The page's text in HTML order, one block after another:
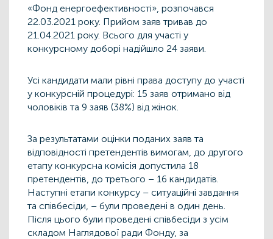
«Фонд енергоефективності», розпочався
22.03.2021 року. Прийом заяв тривав до
21.04.2021 року. Всього для участі у
конкурсному доборі надійшло 24 заяви.
Усі кандидати мали рівні права доступу до участі
у конкурсній процедурі: 15 заяв отримано від
чоловіків та 9 заяв (38%) від жінок.
За результатами оцінки поданих заяв та
відповідності претендентів вимогам, до другого
етапу конкурсна комісія допустила 18
претендентів, до третього – 16 кандидатів.
Наступні етапи конкурсу – ситуаційні завдання
та співбесіди, – були проведені в один день.
Після цього були проведені співбесіди з усім
складом Наглядової ради Фонду, за